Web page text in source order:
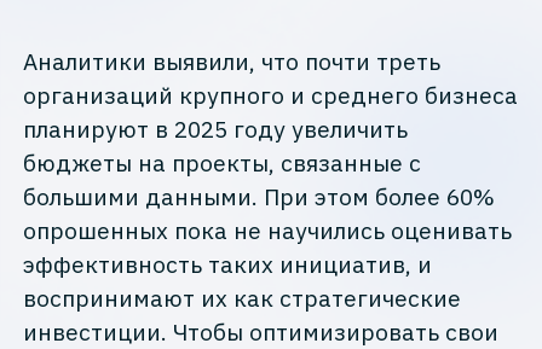
Аналитики выявили, что почти треть
организаций крупного и среднего бизнеса
планируют в 2025 году увеличить
бюджеты на проекты, связанные с
большими данными. При этом более 60%
опрошенных пока не научились оценивать
эффективность таких инициатив, и
воспринимают их как стратегические
инвестиции. Чтобы оптимизировать свои